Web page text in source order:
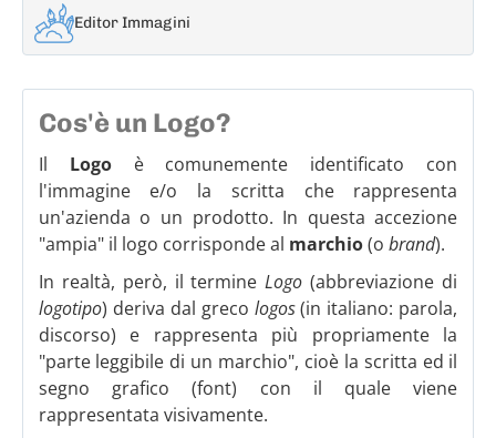
Editor Immagini
Cos'è un Logo?
Il Logoè comunemente identificato con
l'immagine e/o la scritta che rappresenta
un'azienda o un prodotto. In questa accezione
"ampia" il logo corrisponde al marchio(o brand).
In realtà, però, il termineLogo (abbreviazione di
logotipo) deriva dal greco logos(in italiano: parola,
discorso) e rappresenta più propriamente la
"parte leggibile di un marchio", cioè la scritta ed il
segno grafico (font) con il quale viene
rappresentata visivamente.